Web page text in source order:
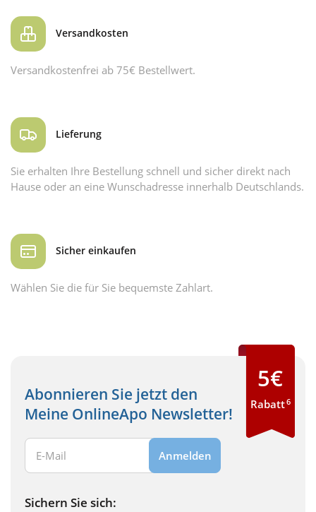
Versandkosten
Versandkostenfrei ab 75€ Bestellwert.
Lieferung
Sie erhalten Ihre Bestellung schnell und sicher direkt nach
Hause oder an eine Wunschadresse innerhalb Deutschlands.
Sicher einkaufen
Wählen Sie die für Sie bequemste Zahlart.
Abonnieren Sie jetzt den
Meine OnlineApo Newsletter!
Ihre E-Mail Adresse:
Anmelden
Sichern Sie sich:
5€
Rabatt6